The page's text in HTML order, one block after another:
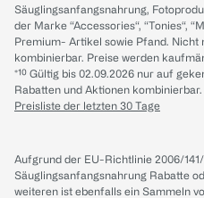
Säuglingsanfangsnahrung,
der Marke “Accessories“, “Tonies“,
Premium- Artikel sowie Pfand. Nicht
kombinierbar. Preise werden
*¹⁰ Gültig bis 02.09.2026 nur auf
Rabatten und Aktionen
Preisliste der letzten 30 Tage
Aufgrund der EU-Richtlinie 2006/
Säuglingsanfangsnahrung Rabatte
weiteren ist ebenfalls ein Sammeln